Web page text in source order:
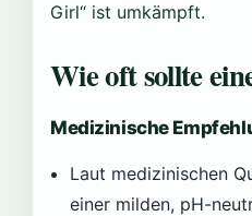
Girl“ ist umkämpft.
Wie oft sollte
Medizinische
Laut medizinischen
einer milden, pH-